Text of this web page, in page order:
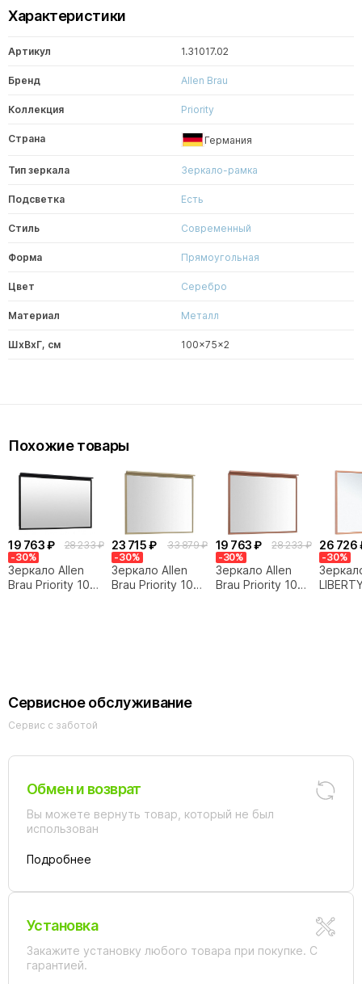
Характеристики
Артикул 1.31017.02
Бренд Allen Brau
Коллекция Priority
Страна Германия
Тип зеркала Зеркало-рамка
Подсветка Есть
Стиль Современный
Форма Прямоугольная
Цвет Серебро
Материал Металл
ШxВxГ, см 100x75x2
Похожие товары
19 763 ₽
28 233 ₽
-30%
Зеркало Allen
Brau Priority 100
23 715 ₽
33 879 ₽
-30%
Зеркало Allen
Brau Priority 100
19 763 ₽
28 233 ₽
-30%
Зеркало Allen
Brau Priority 100
26 726
-30%
Сервисное обслуживание
Сервис с заботой
Обмен и возврат
Вы можете вернуть товар, который не был
использован
Подробнее
Установка
Закажите установку любого товара при покупке. С
гарантией.